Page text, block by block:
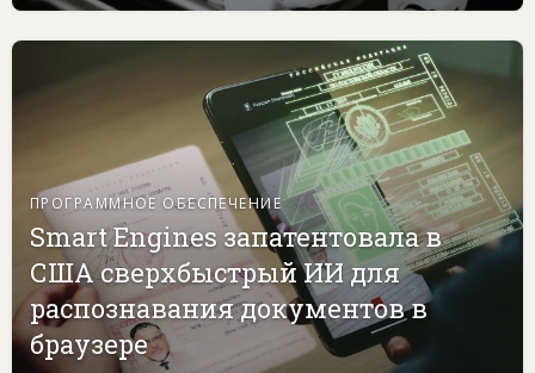
ПРОГРАММНОЕ ОБЕСПЕЧЕНИЕ
Smart Engines запатентовала в
США сверхбыстрый ИИ для
распознавания документов в
браузере